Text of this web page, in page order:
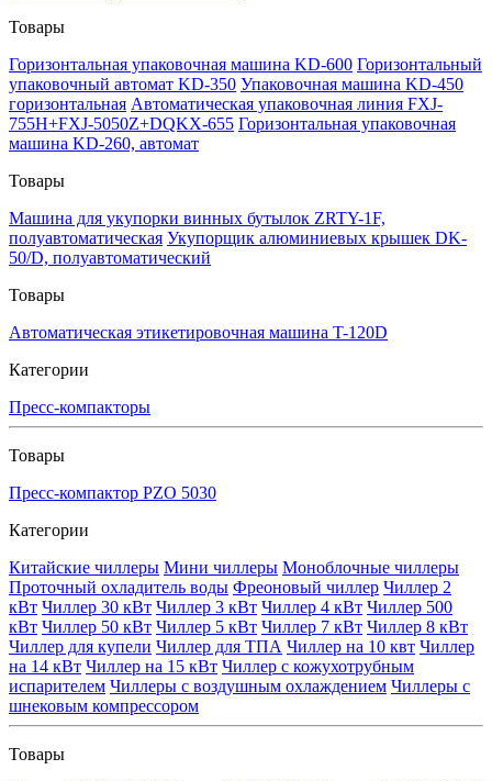
Товары
Горизонтальная упаковочная машина KD-600 Горизонтальный
упаковочный автомат KD-350 Упаковочная машина KD-450
горизонтальная Автоматическая упаковочная линия FXJ-
755H+FXJ-5050Z+DQKX-655 Горизонтальная упаковочная
машина KD-260, автомат
Товары
Машина для укупорки винных бутылок ZRTY-1F,
полуавтоматическая Укупорщик алюминиевых крышек DK-
50/D, полуавтоматический
Товары
Автоматическая этикетировочная машина T-120D
Категории
Пресс-компакторы
Товары
Пресс-компактор PZO 5030
Категории
Китайские чиллеры Мини чиллеры Моноблочные чиллеры
Проточный охладитель воды Фреоновый чиллер Чиллер 2
кВт Чиллер 30 кВт Чиллер 3 кВт Чиллер 4 кВт Чиллер 500
кВт Чиллер 50 кВт Чиллер 5 кВт Чиллер 7 кВт Чиллер 8 кВт
Чиллер для купели Чиллер для ТПА Чиллер на 10 квт Чиллер
на 14 кВт Чиллер на 15 кВт Чиллер с кожухотрубным
испарителем Чиллеры с воздушным охлаждением Чиллеры с
шнековым компрессором
Товары